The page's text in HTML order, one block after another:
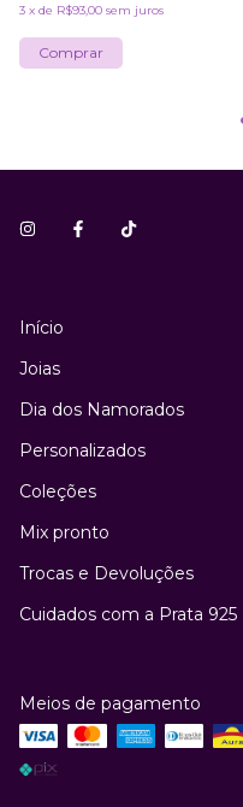
3 x de R$93,00 sem juros
Comprar
Início
Joias
Dia dos Namorados
Personalizados
Coleções
Mix pronto
Trocas e Devoluções
Cuidados com a Prata 925
Meios de pagamento